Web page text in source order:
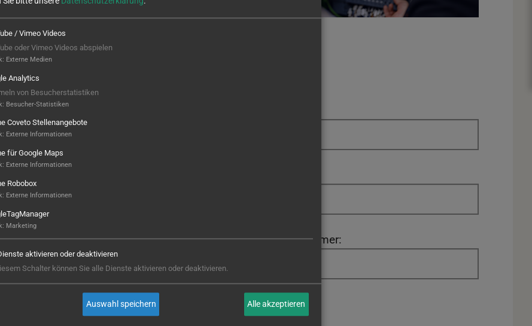
bei vorbeugender
und Optimierung
Projekt- oder Maschinennummer:
Haben Sie eine ROBOBOX?
/ Vimeo Videos
oder Vimeo Videos abspielen
: Externe Medien
Analytics
von Besucherstatistiken
: Besucher-Statistiken
Coveto Stellenangebote
: Externe Informationen
für Google Maps
: Externe Informationen
Robobox
: Externe Informationen
: Marketing
aktivieren oder deaktivieren
Schalter können Sie alle Dienste aktivieren oder deaktivieren.
Auswahl speichern Alle akzeptieren